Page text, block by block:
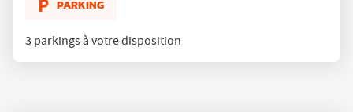
PARKING
3 parkings à votre disposition